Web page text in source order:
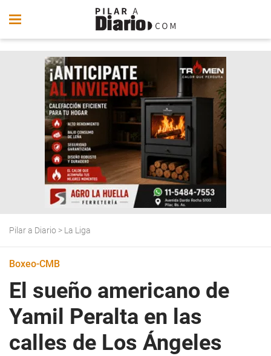
Pilar a Diario > La Liga
Boxeo-CMB
El sueño americano de
Yamil Peralta en las
calles de Los Ángeles